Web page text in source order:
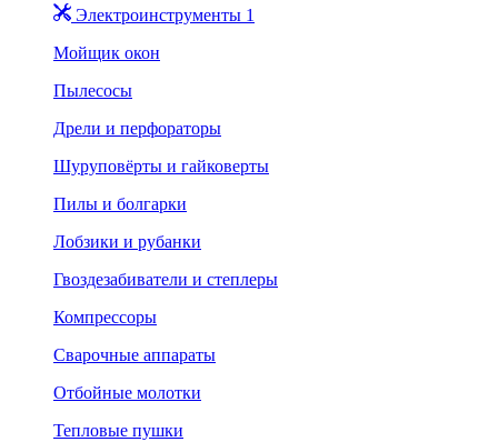
Электроинструменты 1
Мойщик окон
Пылесосы
Дрели и перфораторы
Шуруповёрты и гайковерты
Пилы и болгарки
Лобзики и рубанки
Гвоздезабиватели и степлеры
Компрессоры
Сварочные аппараты
Отбойные молотки
Тепловые пушки